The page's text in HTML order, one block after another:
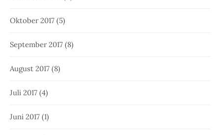
Oktober 2017 (5)
September 2017 (8)
August 2017 (8)
Juli 2017 (4)
Juni 2017 (1)